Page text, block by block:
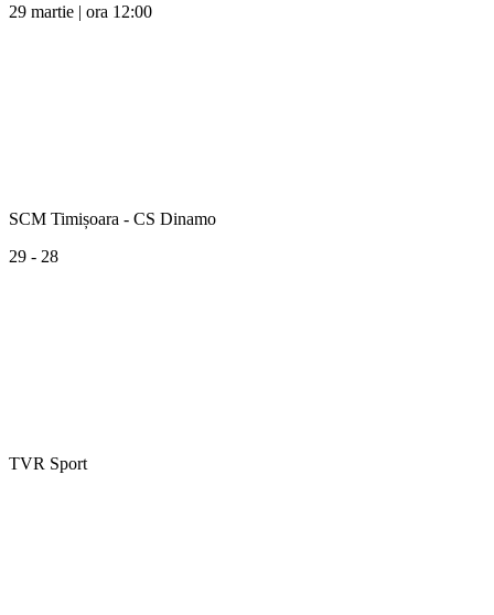
29 martie | ora 12:00
SCM Timișoara - CS Dinamo
29 - 28
TVR Sport